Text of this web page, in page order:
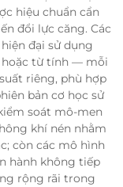
hiệu chuẩn cẩn
đổi lực căng. Các
đại sử dụng
hoặc từ tính — mỗi
riêng, phù hợp
bản cơ học sử
soát mô-men
khí nén nhằm
còn các mô hình
hành không tiếp
rộng rãi trong